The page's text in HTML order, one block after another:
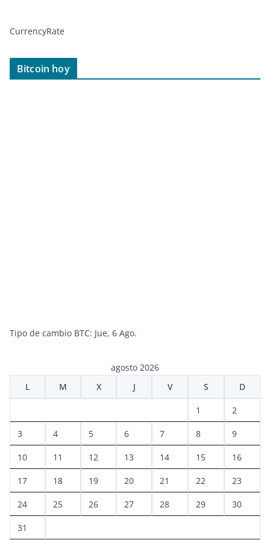
CurrencyRate
Bitcoin hoy
Tipo de cambio BTC: Jue, 6 Ago.
agosto 2026
L
M X J V S D
1 2
3 4 5 6 7 8 9
10 11 12 13 14 15 16
17 18 19 20 21 22 23
24 25 26 27 28 29 30
31